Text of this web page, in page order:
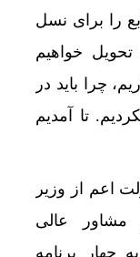
را برای نسل
تحویل خواهیم
چرا باید در
تا آمدیم
اعم از وزیر
مشاور عالی
چهار برنامه